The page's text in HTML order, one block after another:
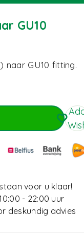
GU10
GU10 fitting.
voor u klaar!
- 22:00 uur
deskundig advies